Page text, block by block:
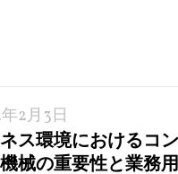
2月3日
ス環境におけるコ
械の重要性と業務